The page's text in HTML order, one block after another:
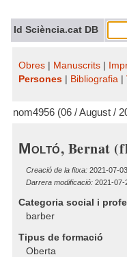
Id Sciència.cat DB
Obres Manuscrits
Persones
Bibliografia
nom4956 (06 / August /
Moltó, Bernat
Creació de la fitxa: 2021-07-03
Darrera modificació: 2021-07-
Categoria social i
barber
Tipus de formació
Oberta